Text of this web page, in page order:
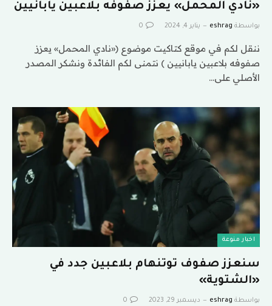
«نادي المحمل» يعزز صفوفه بلاعبين يابانيين
بواسطة eshrag يناير 4, 2024 0
ننقل لكم في موقع كتاكيت موضوع («نادي المحمل» يعزز
صفوفه بلاعبين يابانيين ) نتمنى لكم الفائدة ونشكر المصدر
الأصلي على…
اخبار منوعة
سنعزز صفوف توتنهام بلاعبين جدد في
«الشتوية»
بواسطة eshrag ديسمبر 29, 2023 0